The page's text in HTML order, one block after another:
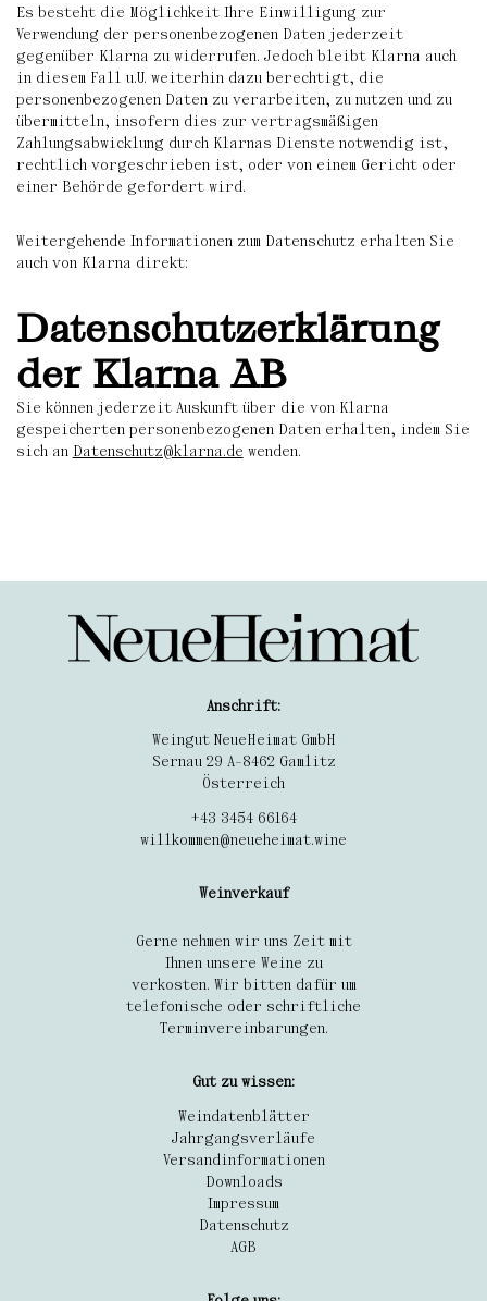
Es besteht die Möglichkeit Ihre Einwilligung zur
Verwendung der personenbezogenen Daten jederzeit
gegenüber Klarna zu widerrufen. Jedoch bleibt Klarna auch
in diesem Fall u.U. weiterhin dazu berechtigt, die
personenbezogenen Daten zu verarbeiten, zu nutzen und zu
übermitteln, insofern dies zur vertragsmäßigen
Zahlungsabwicklung durch Klarnas Dienste notwendig ist,
rechtlich vorgeschrieben ist, oder von einem Gericht oder
einer Behörde gefordert wird.
Weitergehende Informationen zum Datenschutz erhalten Sie
auch von Klarna direkt:
Datenschutzerklärung
der Klarna AB
Sie können jederzeit Auskunft über die von Klarna
gespeicherten personenbezogenen Daten erhalten, indem Sie
sich an Datenschutz@klarna.de wenden.
Anschrift:
Weingut NeueHeimat GmbH
Sernau 29 A-8462 Gamlitz
Österreich
+43 3454 66164
willkommen@neueheimat.wine
Weinverkauf
Gerne nehmen wir uns Zeit mit
Ihnen unsere Weine zu
verkosten. Wir bitten dafür um
telefonische oder schriftliche
Terminvereinbarungen.
Gut zu wissen:
Weindatenblätter
Jahrgangsverläufe
Versandinformationen
Downloads
Impressum
Datenschutz
AGB